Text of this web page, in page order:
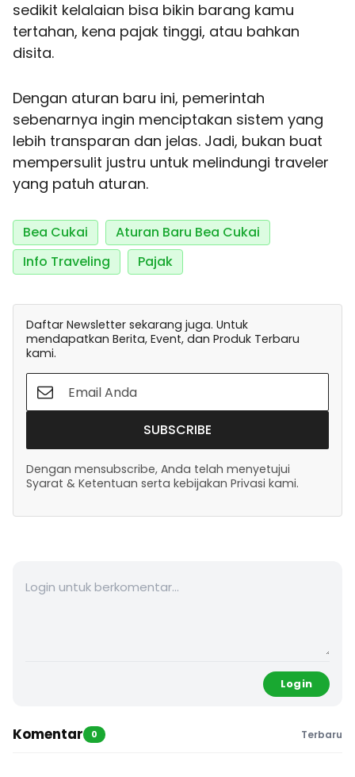
sedikit kelalaian bisa bikin barang kamu
tertahan, kena pajak tinggi, atau bahkan
disita.
Dengan aturan baru ini, pemerintah
sebenarnya ingin menciptakan sistem yang
lebih transparan dan jelas. Jadi, bukan buat
mempersulit justru untuk melindungi traveler
yang patuh aturan.
Bea Cukai
Aturan Baru Bea Cukai
Info Traveling
Pajak
Daftar Newsletter sekarang juga. Untuk
mendapatkan Berita, Event, dan Produk Terbaru
kami.
SUBSCRIBE
Dengan mensubscribe, Anda telah menyetujui
Syarat & Ketentuan serta kebijakan Privasi kami.
Login
Komentar 0 Terbaru